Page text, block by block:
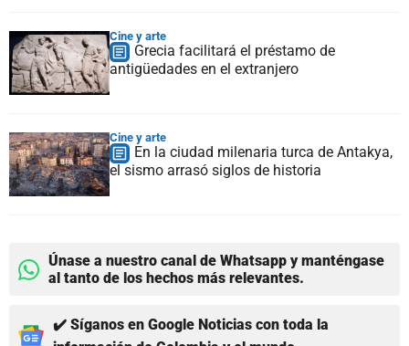
Cine y arte
Grecia facilitará el préstamo de
antigüedades en el extranjero
Cine y arte
En la ciudad milenaria turca de Antakya,
el sismo arrasó siglos de historia
Únase a nuestro canal de Whatsapp y manténgase
al tanto de los hechos más relevantes.
✔️ Síganos en Google Noticias con toda la